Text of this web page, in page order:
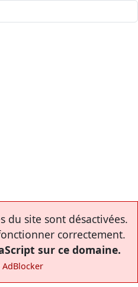
du site sont désactivées.
correctement.
sur ce domaine.
AdBlocker